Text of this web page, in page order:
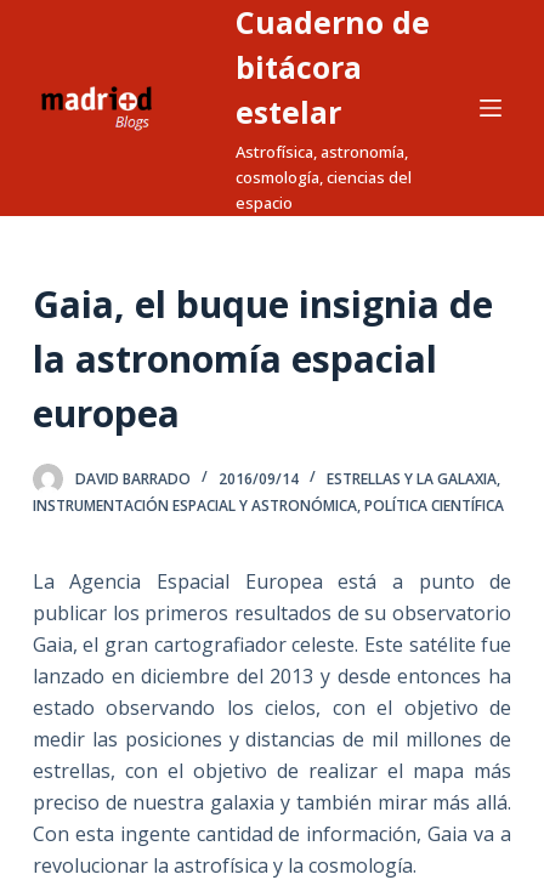
a
o
n
e
d
Cuaderno de
bitácora
estelar
Astrofísica, astronomía,
cosmología, ciencias del
espacio
Gaia, el buque insignia de
la astronomía espacial
europea
DAVID BARRADO 2016/09/14 ESTRELLAS Y LA GALAXIA,
INSTRUMENTACIÓN ESPACIAL Y ASTRONÓMICA,POLÍTICA CIENTÍFICA
La Agencia Espacial Europea está a punto de
publicar los primeros resultados de su observatorio
Gaia, el gran cartografiador celeste. Este satélite fue
lanzado en diciembre del 2013 y desde entonces ha
estado observando los cielos, con el objetivo de
medir las posiciones y distancias de mil millones de
estrellas, con el objetivo de realizar el mapa más
preciso de nuestra galaxia y también mirar más allá.
Con esta ingente cantidad de información, Gaia va a
revolucionar la astrofísica y la cosmología.